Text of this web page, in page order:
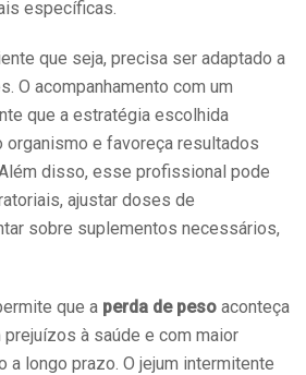
específicas.
que seja, precisa ser adaptado a
O acompanhamento com um
que a estratégia escolhida
e favoreça resultados
disso, esse profissional pode
ajustar doses de
sobre suplementos necessários,
que a perda de peso aconteça
à saúde e com maior
a longo prazo. O jejum intermitente